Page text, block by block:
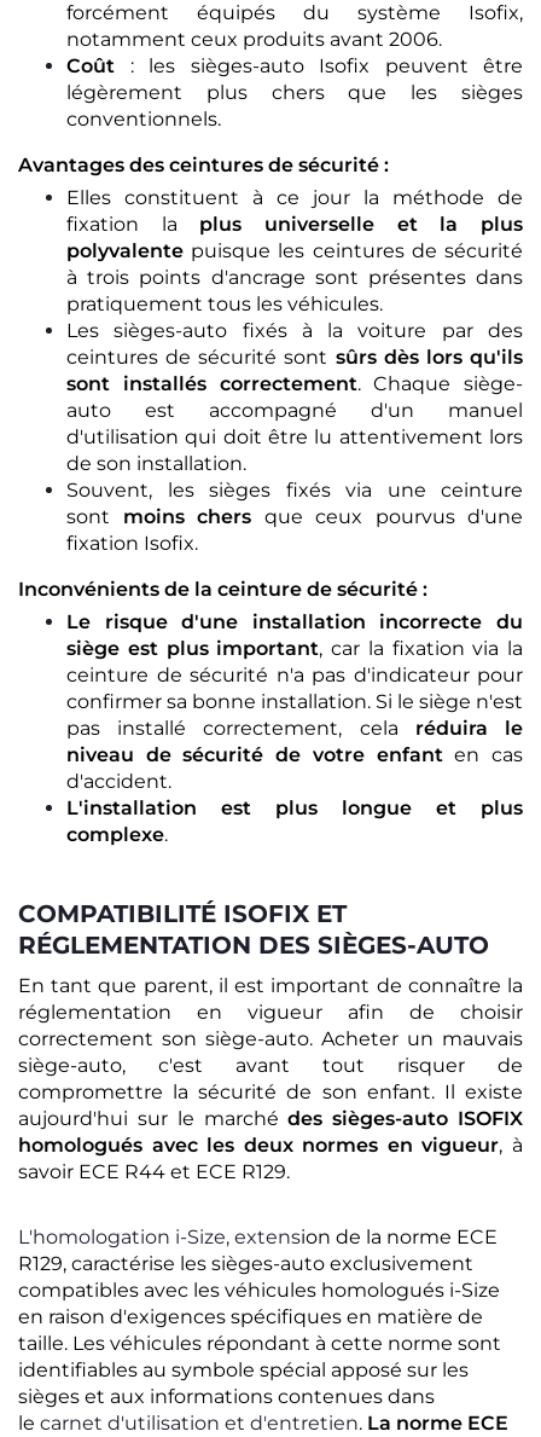
forcément équipés du système Isofix,
notamment ceux produits avant 2006.
Coût : les sièges-auto Isofix peuvent être
légèrement plus chers que les sièges
conventionnels.
Avantages des ceintures de sécurité :
Elles constituent à ce jour la méthode de
fixation la plus universelle et la plus
polyvalente puisque les ceintures de sécurité
à trois points d'ancrage sont présentes dans
pratiquement tous les véhicules.
Les sièges-auto fixés à la voiture par des
ceintures de sécurité sont sûrs dès lors qu'ils
sont installés correctement. Chaque siège-
auto est accompagné d'un manuel
d'utilisation qui doit être lu attentivement lors
de son installation.
Souvent, les sièges fixés via une ceinture
sont moins chers que ceux pourvus d'une
fixation Isofix.
Inconvénients de la ceinture de sécurité :
Le risque d'une installation incorrecte du
siège est plus important, car la fixation via la
ceinture de sécurité n'a pas d'indicateur pour
confirmer sa bonne installation. Si le siège n'est
pas installé correctement, cela réduira le
niveau de sécurité de votre enfanten cas
d'accident.
L'installation est plus longue et plus
complexe.
COMPATIBILITÉ ISOFIX ET
RÉGLEMENTATION DES SIÈGES-AUTO
En tant que parent, il est important de connaître la
réglementation en vigueur afin de choisir
correctement son siège-auto. Acheter un mauvais
siège-auto, c'est avant tout risquer de
compromettre la sécurité de son enfant. Il existe
aujourd'hui sur le marchédes sièges-auto ISOFIX
homologués avec les deux normes en vigueur, à
savoir ECE R44 et ECE R129.
L'homologation i-Size, extension de la norme ECE
R129, caractérise les sièges-auto exclusivement
compatibles avec les véhicules homologués i-Size
en raison d'exigences spécifiques en matière de
taille. Les véhicules répondant à cette norme sont
identifiables au symbole spécial apposé sur les
sièges et aux informations contenues dans
le carnet d'utilisation et d'entretien. La norme ECE